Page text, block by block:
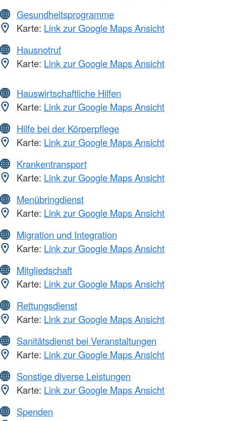
Gesundheitsprogramme
Karte: Link zur Google Maps Ansicht
Hausnotruf
Karte: Link zur Google Maps Ansicht
Hauswirtschaftliche Hilfen
Karte: Link zur Google Maps Ansicht
Hilfe bei der Körperpflege
Karte: Link zur Google Maps Ansicht
Krankentransport
Karte: Link zur Google Maps Ansicht
Menübringdienst
Karte: Link zur Google Maps Ansicht
Migration und Integration
Karte: Link zur Google Maps Ansicht
Mitgliedschaft
Karte: Link zur Google Maps Ansicht
Rettungsdienst
Karte: Link zur Google Maps Ansicht
Sanitätsdienst bei Veranstaltungen
Karte: Link zur Google Maps Ansicht
Sonstige diverse Leistungen
Karte: Link zur Google Maps Ansicht
Spenden